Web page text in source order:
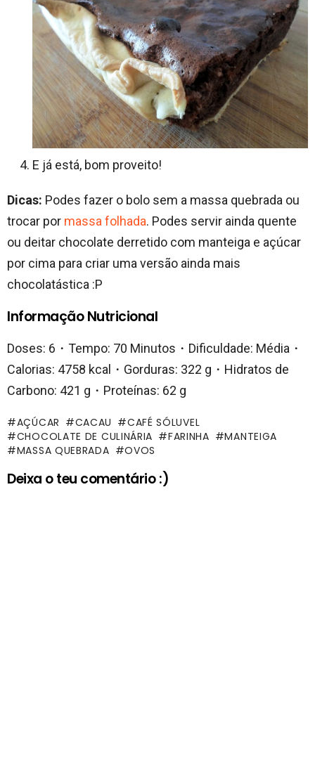
E já está, bom proveito!
Dicas: Podes fazer o bolo sem a massa quebrada ou
trocar por massa folhada. Podes servir ainda quente
ou deitar chocolate derretido com manteiga e açúcar
por cima para criar uma versão ainda mais
chocolatástica :P
Informação Nutricional
Doses: 6・Tempo: 70 Minutos・Dificuldade: Média・
Calorias: 4758 kcal・Gorduras: 322 g・Hidratos de
Carbono: 421 g・Proteínas: 62 g
AÇÚCAR CACAU
CAFÉ SÓLUVEL
CHOCOLATE DE CULINÁRIA
FARINHA
MANTEIGA
MASSA QUEBRADA
OVOS
Deixa o teu comentário :)